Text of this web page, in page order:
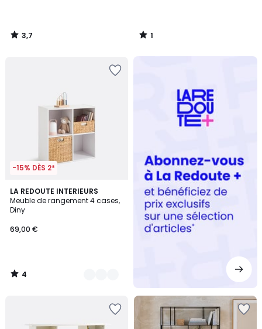
3,7
/
1
/
-15% DÈS 2*
LA REDOUTE INTERIEURS
Meuble de rangement 4 cases,
Diny
69,00 €
4
/
5
2
Couleurs
4
/